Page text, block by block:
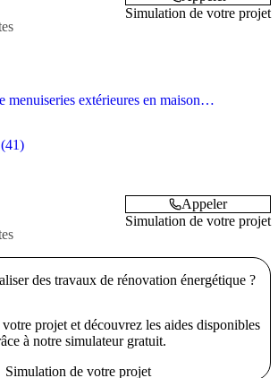
Simulation de votre projet
menuiseries extérieures en maison
Appeler
Simulation de votre projet
des travaux de rénovation énergétique ?
projet et découvrez les aides disponibles
à notre simulateur gratuit.
Simulation de votre projet